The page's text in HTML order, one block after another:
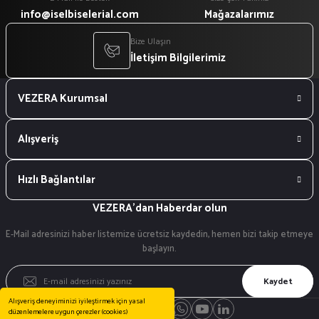
Alışveriş deneyiminizi iyileştirmek için yasal
düzenlemelere uygun çerezler (cookies)
info@iselbiselerial.com Mağazalarımız
Bize Ulaşın
İletişim Bilgilerimiz
VEZERA Kurumsal
Alışveriş
Hızlı Bağlantılar
VEZERA'dan Haberdar olun
E-Mail adresinizi haber listemize ücretsiz kaydedin, hemen bizi takip etmeye
başlayın.
Kaydet